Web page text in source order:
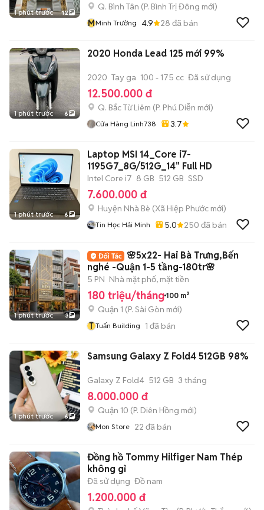
1 phút trước 12
Q. Bình Tân (P. Bình Trị Đông mới)
MMinh Trường 4.9 28 đã bán
1 phút trước 6
2020 Honda Lead 125 mới 99%
2020 Tay ga 100 - 175 cc Đã sử dụng
12.500.000 đ
Q. Bắc Từ Liêm (P. Phú Diễn mới)
Cửa Hàng Linh738 3.7
1 phút trước 6
Laptop MSI 14_Core i7-
1195G7_8G/512G_14" Full HD
Intel Core i7 8 GB 512 GB SSD
7.600.000 đ
Huyện Nhà Bè (Xã Hiệp Phước mới)
Tin Học Hải Minh 5.0 250 đã bán
1 phút trước 3
🌸5x22- Hai Bà Trưng,Bến
nghé -Quận 1-5 tầng-180tr🌸
5 PN Nhà mặt phố, mặt tiền
180 triệu/tháng 100 m²
Quận 1 (P. Sài Gòn mới)
T Tuấn Building 1 đã bán
1 phút trước 6
Samsung Galaxy Z Fold4 512GB 98%
Galaxy Z Fold4 512 GB 3 tháng
8.000.000 đ
Quận 10 (P. Diên Hồng mới)
Mon Store 22 đã bán
Đồng hồ Tommy Hilfiger Nam Thép
không gỉ
Đã sử dụng Đồ nam
1.200.000 đ